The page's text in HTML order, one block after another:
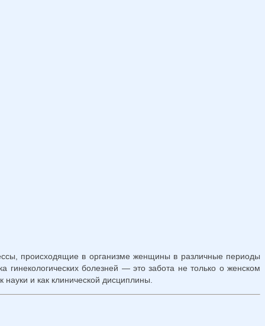
происходящие в организме женщины в различные периоды
болезней — это забота не только о женском
и как клинической дисциплины.